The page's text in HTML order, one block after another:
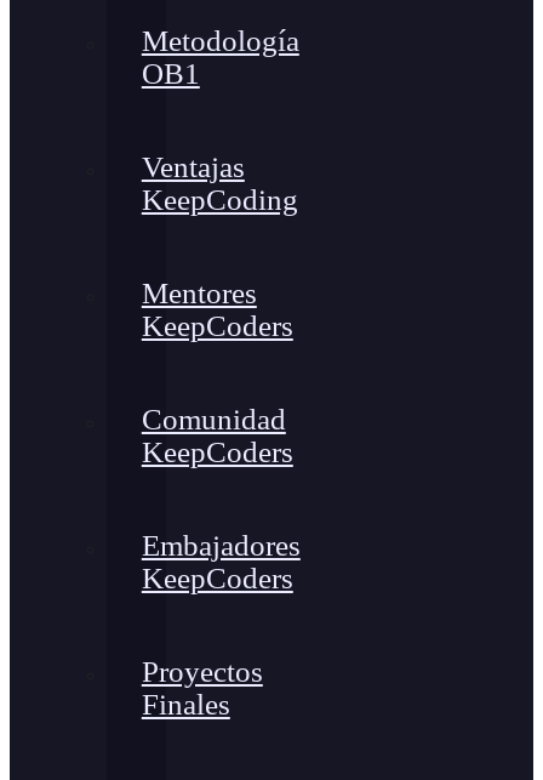
Metodología
OB1
Ventajas
KeepCoding
Mentores
KeepCoders
Comunidad
KeepCoders
Embajadores
KeepCoders
Proyectos
Finales